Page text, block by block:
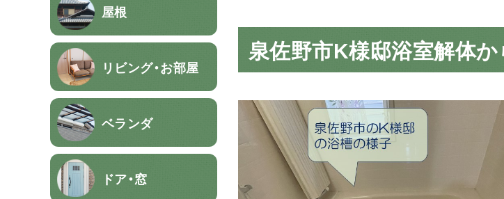
屋根
リビング・お部屋
ベランダ
ドア・窓
泉佐野市K様邸浴室解体